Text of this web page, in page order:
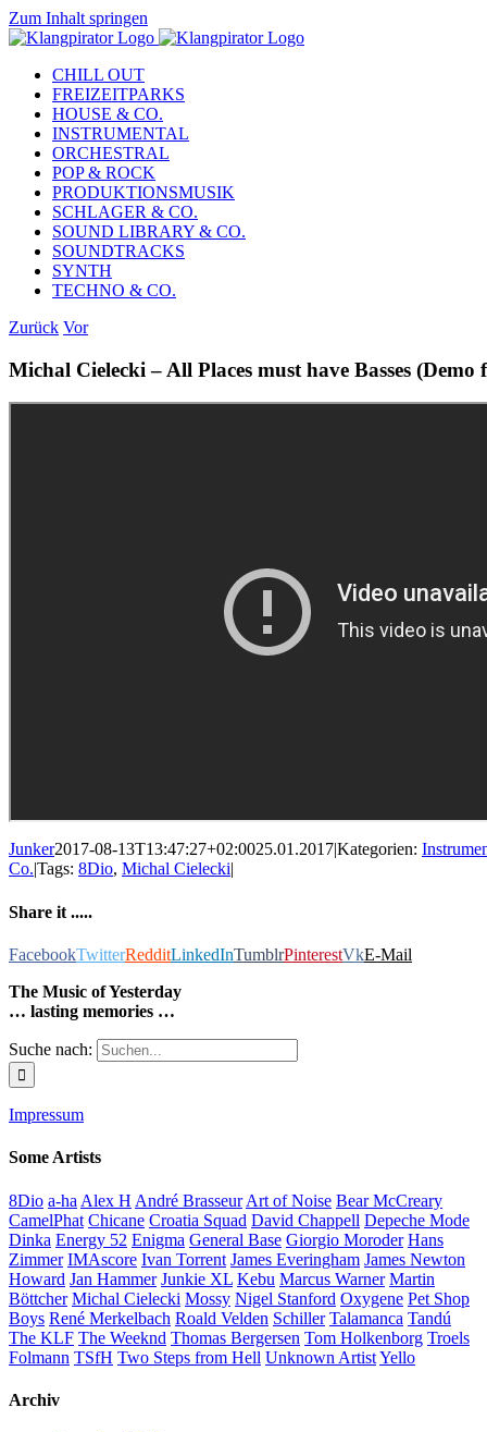
Zum Inhalt springen
CHILL OUT
FREIZEITPARKS
HOUSE & CO.
INSTRUMENTAL
ORCHESTRAL
POP & ROCK
PRODUKTIONSMUSIK
SCHLAGER & CO.
SOUND LIBRARY & CO.
SOUNDTRACKS
SYNTH
TECHNO & CO.
Zurück Vor
Michal Cielecki – All Places must have Basses (Demo
Junker2017-08-13T13:47:27+02:0025.01.2017|Kategorien:
Co.|Tags: 8Dio, Michal Cielecki|
Share it .....
FacebookTwitterRedditLinkedInTumblrPinterestVkE-Mail
The Music of Yesterday
… lasting memories …
Suche nach:
Impressum
Some Artists
8Dio a-ha Alex H André Brasseur Art of Noise Bear McCreary
CamelPhat Chicane Croatia Squad David Chappell Depeche Mode
Dinka Energy 52 Enigma General Base Giorgio Moroder Hans
Zimmer IMAscore Ivan Torrent James Everingham James Newton
Howard Jan Hammer Junkie XL Kebu Marcus Warner Martin
Böttcher Michal Cielecki Mossy Nigel Stanford Oxygene Pet Shop
Boys René Merkelbach Roald Velden Schiller Talamanca Tandú
The KLF The Weeknd Thomas Bergersen Tom Holkenborg Troels
Folmann TSfH Two Steps from Hell Unknown ArtistYello
Archiv